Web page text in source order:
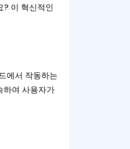
? 이 혁신적인
에서 작동하는
하여 사용자가